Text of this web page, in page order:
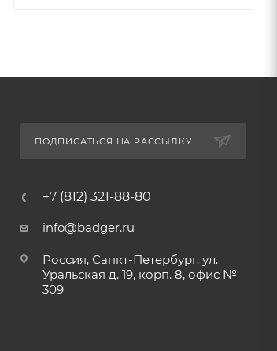
ПОДПИСАТЬСЯ НА РАССЫЛКУ
+7 (812) 321-88-80
info@badger.ru
Россия, Санкт-Петербург, ул.
Уральская д. 19, корп. 8, офис №
309